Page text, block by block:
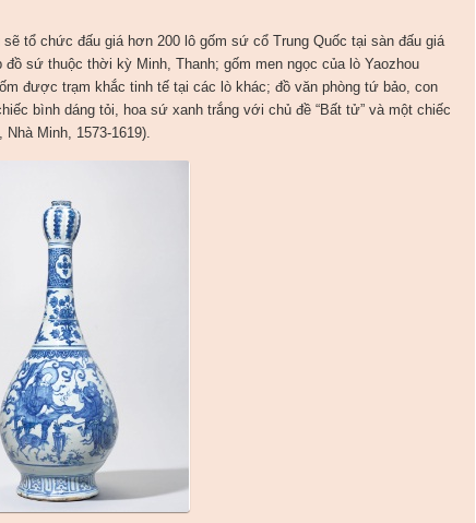
sẽ tổ chức đấu giá hơn 200 lô gốm sứ cổ Trung Quốc tại sàn đấu giá
sứ thuộc thời kỳ Minh, Thanh; gốm men ngọc của lò Yaozhou
được trạm khắc tinh tế tại các lò khác; đồ văn phòng tứ bảo, con
bình dáng tỏi, hoa sứ xanh trắng với chủ đề “Bất tử” và một chiếc
Minh, 1573-1619).